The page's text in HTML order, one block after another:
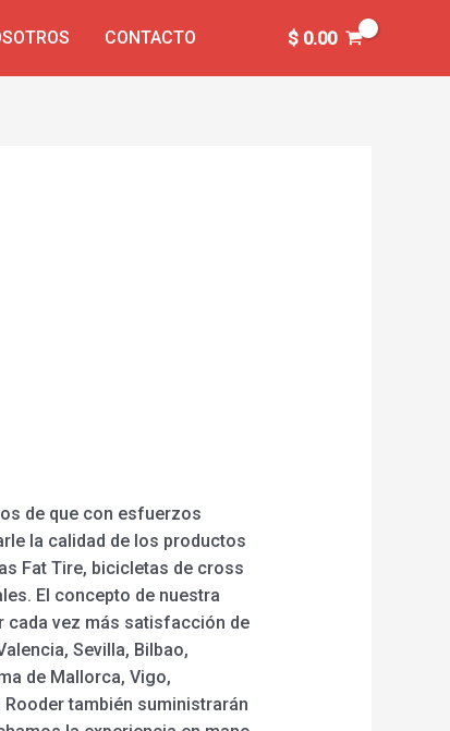
CONTACTO $0.00
de que con esfuerzos
la calidad de los productos
Fat Tire, bicicletas de cross
El concepto de nuestra
cada vez más satisfacción de
Sevilla, Bilbao,
de Mallorca, Vigo,
también suministrarán